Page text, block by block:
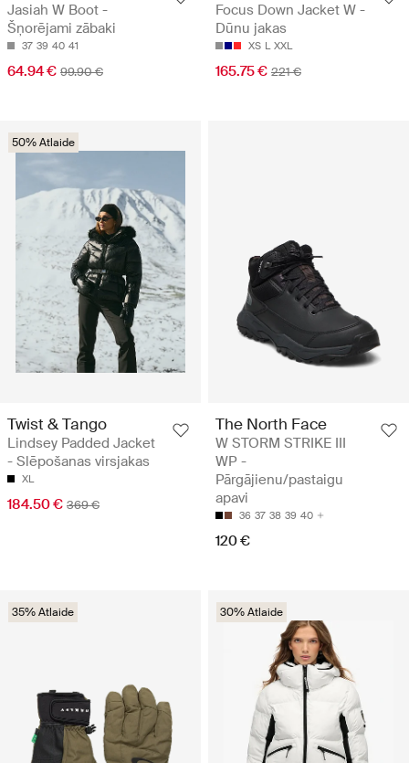
Jasiah W Boot -
Šņorējami zābaki
37 39 40 41
64.94 € 99.90 €
Focus Down Jacket W -
Dūnu jakas
XS L XXL
165.75 € 221 €
50% Atlaide
Twist & Tango
Lindsey Padded Jacket
- Slēpošanas virsjakas
XL
184.50 € 369 €
The North Face
W STORM STRIKE III
WP -
Pārgājienu/pastaigu
apavi
36 37 38 39 40
120 €
35% Atlaide 30% Atlaide